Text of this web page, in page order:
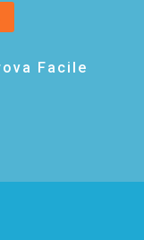
Facile